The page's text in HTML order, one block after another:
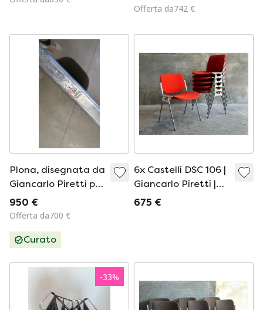
Offerta da742 €
Plona, ​​disegnata da
Giancarlo Piretti per
Castelli, anni '70.
950 €
Offerta da700 €
Curato
6x Castelli DSC 106 |
Giancarlo Piretti |
Design italiano
675 €
-33%